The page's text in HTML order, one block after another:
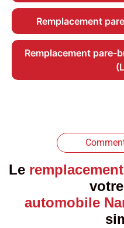
Remplacement
Remplacement pare-
Le remplacement
votre
automobile